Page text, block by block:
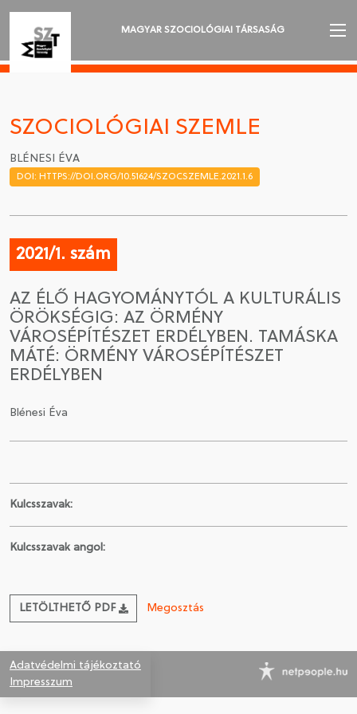
MAGYAR SZOCIOLÓGIAI TÁRSASÁG
AKTUALITÁSOK
VÁNDORGYŰLÉSEK
SZAKOSZTÁLYOK
DÍJAK
NYELVVÁLASZTÁS
TAGSÁGOMAT
SZOCIOLÓGIAI SZEMLE
BLÉNESI ÉVA
DOI: HTTPS://DOI.ORG/10.51624/SZOCSZEMLE.2021.1.6
2021/1. szám
AZ ÉLŐ HAGYOMÁNYTÓL A KULTURÁLIS
ÖRÖKSÉGIG: AZ ÖRMÉNY
VÁROSÉPÍTÉSZET ERDÉLYBEN. TAMÁSKA
MÁTÉ: ÖRMÉNY VÁROSÉPÍTÉSZET
ERDÉLYBEN
Blénesi Éva
Kulcsszavak:
Kulcsszavak angol:
LETÖLTHETŐ PDF Megosztás
Adatvédelmi tájékoztató
Impresszum